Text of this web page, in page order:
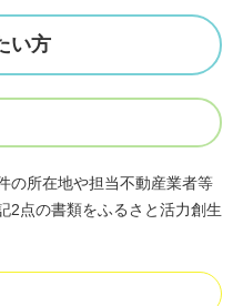
い方
の所在地や担当不動産業者等
2点の書類をふるさと活力創生